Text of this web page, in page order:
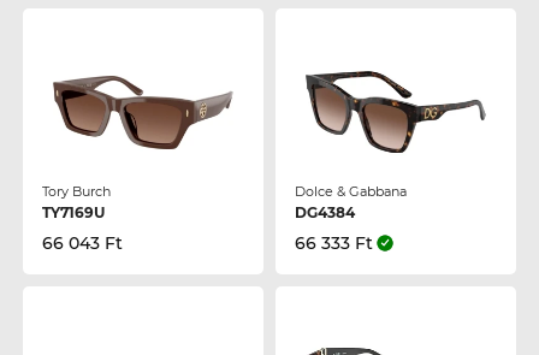
Tory Burch
TY7169U
66 043 Ft
Dolce & Gabbana
DG4384
66 333 Ft